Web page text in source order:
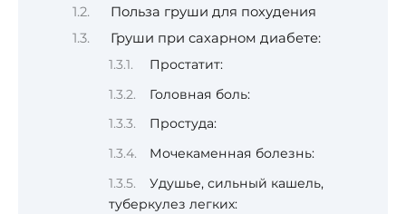
Польза груши для похудения
Груши при сахарном диабете:
Простатит:
Головная боль:
Простуда:
Мочекаменная болезнь:
Удушье, сильный кашель,
туберкулез легких: